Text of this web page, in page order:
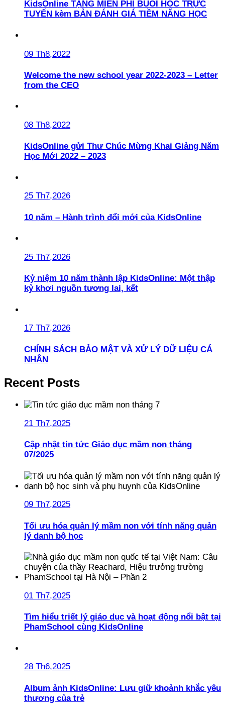
KidsOnline TẶNG MIỄN PHÍ BUỔI HỌC TRỰC
TUYẾN kèm BẢN ĐÁNH GIÁ TIỀM NĂNG HỌC
09 Th8,2022
Welcome the new school year 2022-2023 – Letter
from the CEO
08 Th8,2022
KidsOnline gửi Thư Chúc Mừng Khai Giảng Năm
Học Mới 2022 – 2023
25 Th7,2026
10 năm – Hành trình đổi mới của KidsOnline
25 Th7,2026
Kỷ niệm 10 năm thành lập KidsOnline: Một thập
kỷ khơi nguồn tương lai, kết
17 Th7,2026
CHÍNH SÁCH BẢO MẬT VÀ XỬ LÝ DỮ LIỆU CÁ
NHÂN
Recent Posts
21 Th7,2025
Cập nhật tin tức Giáo dục mầm non tháng
07/2025
09 Th7,2025
Tối ưu hóa quản lý mầm non với tính năng quản
lý danh bộ học
01 Th7,2025
Tìm hiểu triết lý giáo dục và hoạt động nổi bật tại
PhamSchool cùng KidsOnline
28 Th6,2025
Album ảnh KidsOnline: Lưu giữ khoảnh khắc yêu
thương của trẻ